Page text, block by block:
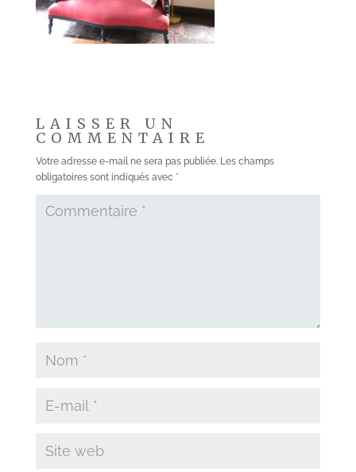
LAISSER UN
COMMENTAIRE
Votre adresse e-mail ne sera pas publiée. Les champs
obligatoires sont indiqués avec *